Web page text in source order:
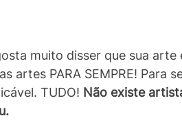
muito disser que sua arte
artes PARA SEMPRE! Para
TUDO! Não existe